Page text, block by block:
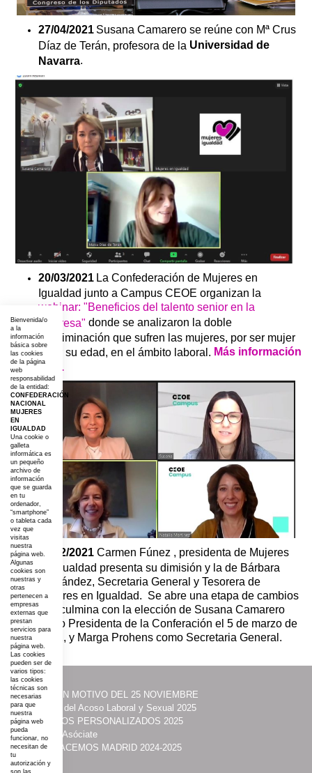
27/04/2021 Susana Camarero se reúne con Mª Crus
Díaz de Terán, profesora de la Universidad de
Navarra.
20/03/2021 La Confederación de Mujeres en
Igualdad junto a Campus CEOE organizan la
webinar: "Beneficios del talento senior en la
empresa" donde se analizaron la doble
discriminación que sufren las mujeres, por ser mujer
y por su edad, en el ámbito laboral.
Más información
aquí.
22/02/2021 Carmen Fúnez , presidenta de Mujeres
en Igualdad presenta su dimisión y la de Bárbara
Fernández, Secretaria General y Tesorera de
Mujeres en Igualdad. Se abre una etapa de cambios
que culmina con la elección de Susana Camarero
como Presidenta de la Conferación el 5 de marzo de
2021, y Marga Prohens como Secretaria General.
·ACTOS CON MOTIVO DEL 25 NOVIEMBRE
·Prevención del Acoso Laboral y Sexual 2025
·ITINERARIOS PERSONALIZADOS 2025
·Contacta y Asóciate
·UNIDAS HACEMOS MADRID 2024-2025
·Acción
Bienvenida/o
a la
información
básica sobre
las cookies
de la página
web
responsabilidad
de la entidad:
CONFEDERACIÓN
NACIONAL
MUJERES
EN
IGUALDAD
Una cookie o
galleta
informática es
un pequeño
archivo de
información
que se guarda
en tu
ordenador,
“smartphone”
o tableta cada
vez que
visitas
nuestra
página web.
Algunas
cookies son
nuestras y
otras
pertenecen a
empresas
externas que
prestan
servicios para
nuestra
página web.
Las cookies
pueden ser de
varios tipos:
las cookies
técnicas son
necesarias
para que
nuestra
página web
pueda
funcionar, no
necesitan de
tu
autorización y
son las